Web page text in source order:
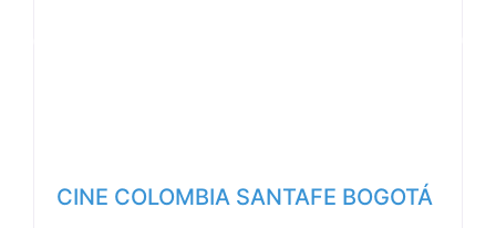
CINE COLOMBIA SANTAFE BOGOTÁ